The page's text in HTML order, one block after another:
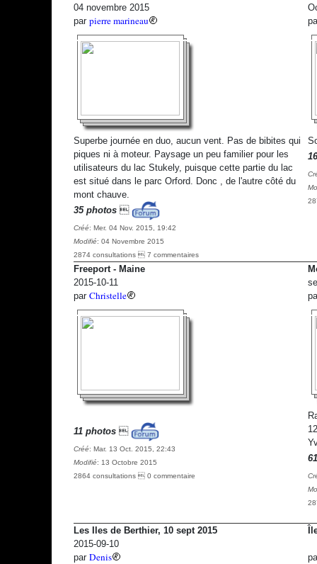
04 novembre 2015
par pierre marineau
Superbe journée en duo, aucun vent. Pas de bibites qui
piques ni à moteur. Paysage un peu familier pour les
utilisateurs du lac Stukely, puisque cette partie du lac
est situé dans le parc Orford. Donc , de l'autre côté du
mont chauve.
35 photos
Créé: Mer. 04 Nov. 2015, 19:42
Modifié: 04 Novembre 2015
2874 consultations  7 commentaires
Freeport - Maine
2015-10-11
par Christelle
11 photos
Créé: Mar. 13 Oct. 2015, 22:43
Modifié: 13 Octobre 2015
2864 consultations  0 commentaire
Les Iles de Berthier, 10 sept 2015
2015-09-10
par Denis